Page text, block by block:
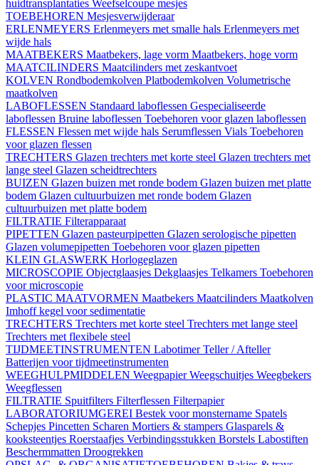
huidtransplantaties Weefselcoupe mesjes
TOEBEHOREN Mesjesverwijderaar
ERLENMEYERS Erlenmeyers met smalle hals Erlenmeyers met
wijde hals
MAATBEKERS Maatbekers, lage vorm Maatbekers, hoge vorm
MAATCILINDERS Maatcilinders met zeskantvoet
KOLVEN Rondbodemkolven Platbodemkolven Volumetrische
maatkolven
LABOFLESSEN Standaard laboflessen Gespecialiseerde
laboflessen Bruine laboflessen Toebehoren voor glazen laboflessen
FLESSEN Flessen met wijde hals Serumflessen Vials Toebehoren
voor glazen flessen
TRECHTERS Glazen trechters met korte steel Glazen trechters met
lange steel Glazen scheidtrechters
BUIZEN Glazen buizen met ronde bodem Glazen buizen met platte
bodem Glazen cultuurbuizen met ronde bodem Glazen
cultuurbuizen met platte bodem
FILTRATIE Filterapparaat
PIPETTEN Glazen pasteurpipetten Glazen serologische pipetten
Glazen volumepipetten Toebehoren voor glazen pipetten
KLEIN GLASWERK Horlogeglazen
MICROSCOPIE Objectglaasjes Dekglaasjes Telkamers Toebehoren
voor microscopie
PLASTIC MAATVORMEN Maatbekers Maatcilinders Maatkolven
Imhoff kegel voor sedimentatie
TRECHTERS Trechters met korte steel Trechters met lange steel
Trechters met flexibele steel
TIJDMEETINSTRUMENTEN LabotimerTeller / Afteller
Batterijen voor tijdmeetinstrumenten
WEEGHULPMIDDELEN WeegpapierWeegschuitjes Weegbekers
Weegflessen
FILTRATIE Spuitfilters Filterflessen Filterpapier
LABORATORIUMGEREI Bestek voor monstername Spatels
Schepjes Pincetten Scharen Mortiers & stampers Glasparels &
kooksteentjes Roerstaafjes Verbindingsstukken Borstels Labostiften
Beschermmatten Droogrekken